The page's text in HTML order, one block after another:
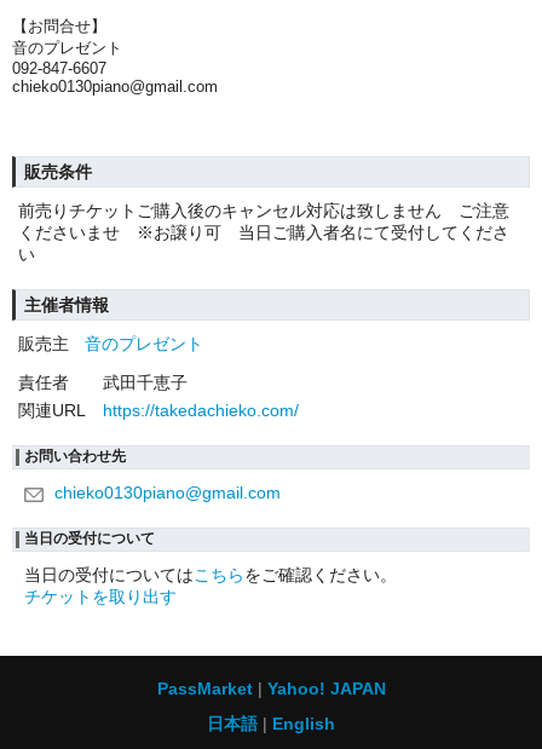
【お問合せ】
音のプレゼント
092-847-6607
chieko0130piano@gmail.com
販売条件
前売りチケットご購入後のキャンセル対応は致しません ご注意
くださいませ ※お譲り可 当日ご購入者名にて受付してくださ
い
主催者情報
販売主
音のプレゼント
責任者
武田千恵子
関連URL
https://takedachieko.com/
お問い合わせ先
chieko0130piano@gmail.com
当日の受付について
当日の受付についてはこちらをご確認ください。
チケットを取り出す
PassMarket
Yahoo! JAPAN
日本語
English